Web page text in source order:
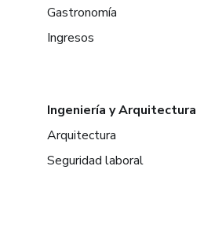
Gastronomía
Ingresos
Ingeniería y Arquitectura
Arquitectura
Seguridad laboral